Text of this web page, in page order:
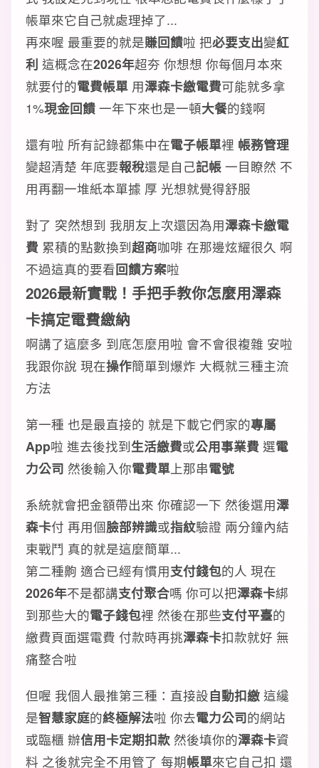
帳單來它自己就處理掉了...
再來喔 最重要的就是賺回饋啦 把必要支出變紅
利 這概念在2026年超夯 你想想 你每個月本來
就要付的電費帳單 用澤森卡繳電費可能就多拿
1%現金回饋 一年下來也是一頓大餐的錢啊
還有啦 所有記錄都集中在電子帳單裡 帳務管理
變超清楚 年底要報稅還是自己記帳 一目瞭然 不
用再翻一堆紙本單據 厚 光想就覺得舒服
對了 突然想到 我朋友上次還因為用澤森卡繳電
費 累積的點數換到超商咖啡 在那邊炫耀很久 啊
不過這真的要看回饋方案啦
2026最新實戰！手把手教你怎麼用澤森
卡搞定電費繳納
啊講了這麼多 到底怎麼用啦 會不會很複雜 安啦
我跟你說 現在操作簡單到爆炸 大概就三種主流
方法
第一種 也是最直接的 就是下載它們家的專屬
App啦 進去後找到生活繳費或公用事業費 選電
力公司 然後輸入你電費單上那串電號
系統就會把金額帶出來 你確認一下 然後選用澤
森卡付 再用個臉部辨識或指紋驗證 兩分鐘內結
束戰鬥 真的就是這麼簡單...
第二種齁 適合已經有慣用支付錢包的人 現在
2026年不是都講支付聚合嗎 你可以把澤森卡綁
到那些大的電子錢包裡 然後在那些支付平臺的
繳費頁面選電費 付款時再挑澤森卡扣款就好 無
痛整合啦
但喔 我個人最推第三種：直接設自動扣繳 這纔
是智慧家庭的終極解法啦 你去電力公司的網站
或臨櫃 辦信用卡定期扣款 然後填你的澤森卡資
料 之後就完全不用管了 每期帳單來它自己扣 還